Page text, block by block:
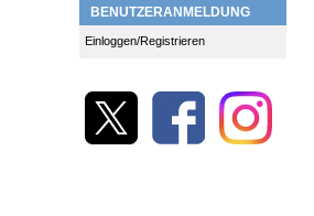
BENUTZERANMELDUNG
Einloggen/Registrieren